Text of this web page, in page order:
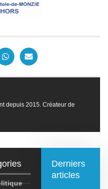
depuis 2015. Créateur de
Derniers
articles